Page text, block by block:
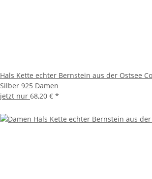
Hals Kette echter Bernstein aus der Ostsee
Silber 925 Damen
jetzt nur 68,20 € *